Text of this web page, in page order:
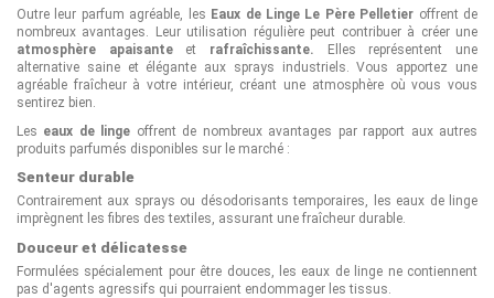
Outre leur parfum agréable, les Eaux de Linge Le Père Pelletier offrent de
nombreux avantages. Leur utilisation régulière peut contribuer à créer une
atmosphère apaisanteet rafraîchissante. Elles représentent une
alternative saine et élégante aux sprays industriels. Vous apportez une
agréable fraîcheur à votre intérieur, créant une atmosphère où vous vous
sentirez bien.
Les eaux de linge offrent de nombreux avantages par rapport aux autres
produits parfumés disponibles sur le marché :
Senteur durable
Contrairement aux sprays ou désodorisants temporaires, les eaux de linge
imprègnent les fibres des textiles, assurant une fraîcheur durable.
Douceur et délicatesse
Formulées spécialement pour être douces, les eaux de linge ne contiennent
pas d'agents agressifs qui pourraient endommager les tissus.